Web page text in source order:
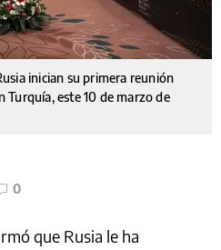
inician su primera reunión
Turquía, este 10 de marzo de
0
que Rusia le ha